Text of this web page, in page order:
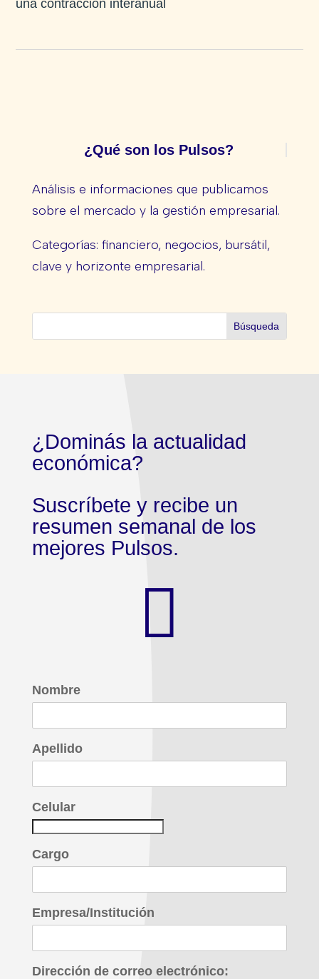
una contracción interanual
¿Qué son los Pulsos?
Análisis e informaciones que publicamos
sobre el mercado y la gestión empresarial.
Categorías: financiero, negocios, bursátil,
clave y horizonte empresarial.
¿Dominás la actualidad
económica?
Suscríbete y recibe un
resumen semanal de los
mejores Pulsos.

Nombre
Apellido
Celular
Cargo
Empresa/Institución
Dirección de correo electrónico: